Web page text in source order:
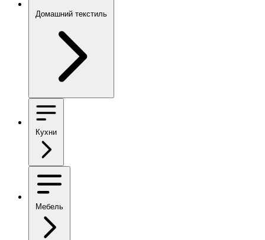
Домашний текстиль
Кухни
Мебель